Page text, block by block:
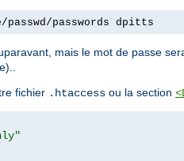
passwords dpitts
mais le mot de passe
fichier .htaccess ou la section